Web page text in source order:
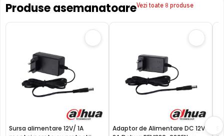
Produse asemanatoareVezi toate 8 produse
Sursa alimentare 12V/ 1A
Adaptor de Alimentare DC 12V